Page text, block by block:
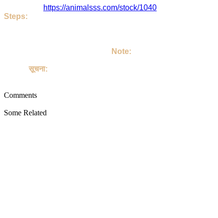
https://animalsss.com/stock/1040
Steps:
Note:
सूचना:
Comments
Some Related